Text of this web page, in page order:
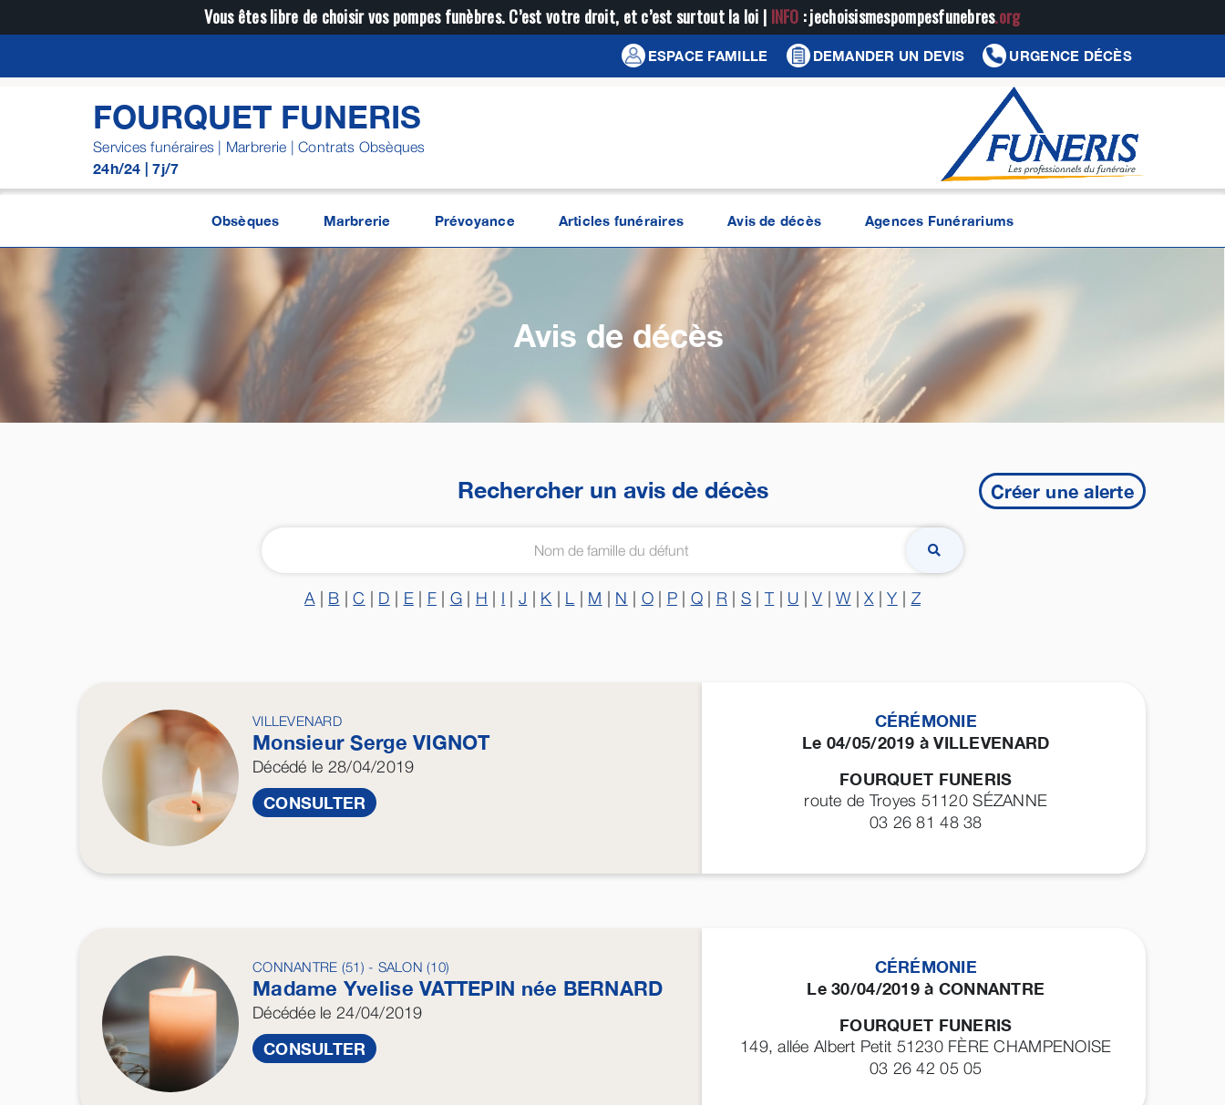
au
Vous êtes libre de choisir vos pompes funèbres. C’est votre droit, et c’est surtout la loi | INFO : jechoisismespompesfunebres.org
ESPACE FAMILLE DEMANDER UN DEVIS URGENCE DÉCÈS
FOURQUET FUNERIS
Services funéraires | Marbrerie | Contrats Obsèques
24h/24 | 7j/7
Obsèques Marbrerie Prévoyance Articles funéraires Avis de décès Agences Funérariums
Avis de décès
Rechercher un avis de décès Créer une alerte
A| B |C D E| F| G H I |J K L M N O| P| Q| R S T U |V |W|X|Y Z
VILLEVENARD
Monsieur SergeVIGNOT
Décédé le 28/04/2019
CONSULTER
CÉRÉMONIE
Le 04/05/2019 à VILLEVENARD
FOURQUET FUNERIS
route de Troyes 51120SÉZANNE
03 26 81 48 38
CONNANTRE (51) - SALON (10)
Madame YveliseVATTEPIN née BERNARD
Décédéele 24/04/2019
CONSULTER
CÉRÉMONIE
Le 30/04/2019 à CONNANTRE
FOURQUET FUNERIS
149, allée Albert Petit 51230 FÈRE CHAMPENOISE
03 26 42 05 05